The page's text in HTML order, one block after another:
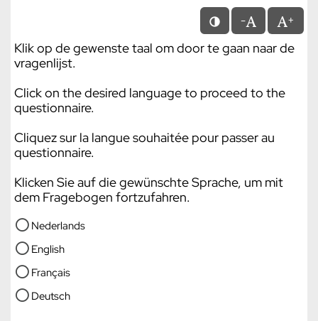
- +
Klik op de gewenste taal om door te gaan naar de
vragenlijst.
Click on the desired language to proceed to the
questionnaire.
Cliquez sur la langue souhaitée pour passer au
questionnaire.
Klicken Sie auf die gewünschte Sprache, um mit
dem Fragebogen fortzufahren.
Nederlands
English
Français
Deutsch